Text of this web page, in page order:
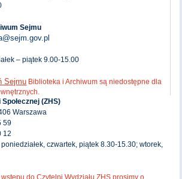
Sejmu
– piątek 9.00-15.00
Sejmu Biblioteka i Archiwum są niedostępne dla
(ZHS)
Warszawa
59
12
czwartek, piątek 8.30-15.30; wtorek,
do Czytelni Wydziału ZHS prosimy o